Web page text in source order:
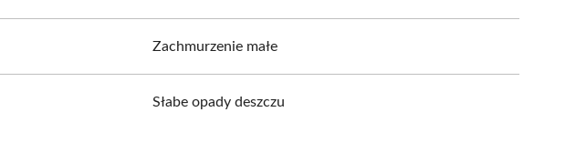
Zachmurzenie małe
Słabe opady deszczu